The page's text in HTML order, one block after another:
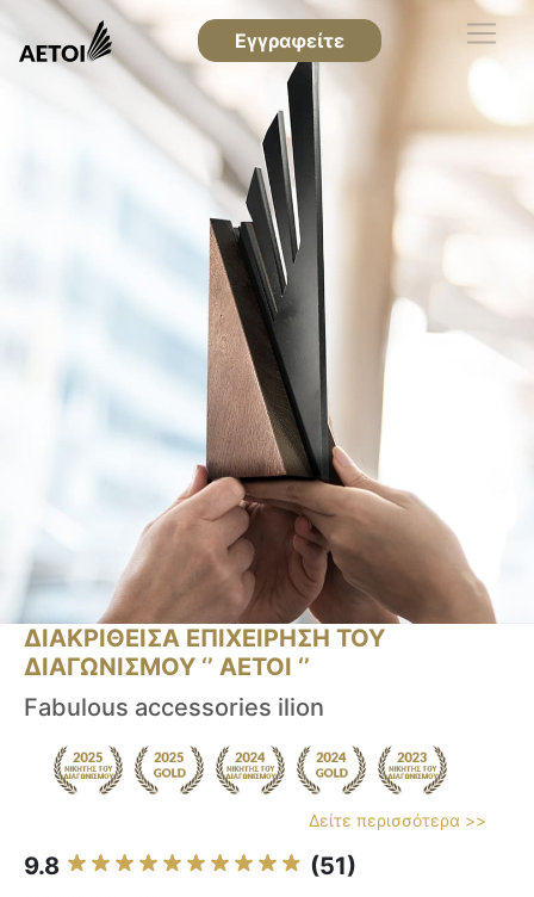
Εγγραφείτε
ΔΙΑΚΡΙΘΕΙΣΑ ΕΠΙΧΕΙΡΗΣΗ ΤΟΥ
ΔΙΑΓΩΝΙΣΜΟΥ ‘’ ΑΕΤΟΙ ‘’
Fabulous accessories ilion
Δείτε περισσότερα >>
9.8 (51)